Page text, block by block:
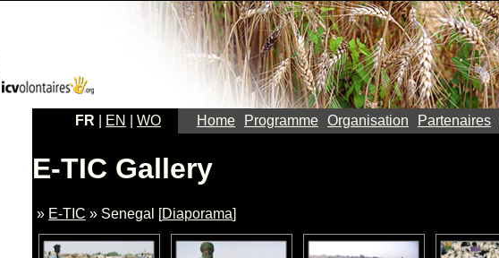
FR EN WO Home Programme Organisation Partenaires
E-TIC Gallery
» E-TIC » Senegal [Diaporama]